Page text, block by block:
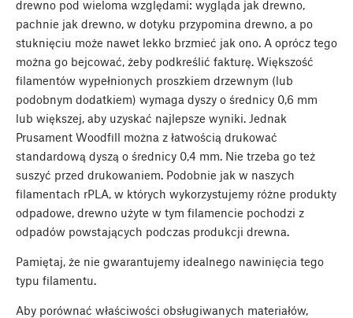
drewno pod wieloma względami: wygląda jak drewno,
pachnie jak drewno, w dotyku przypomina drewno, a po
stuknięciu może nawet lekko brzmieć jak ono. A oprócz tego
można go bejcować, żeby podkreślić fakturę. Większość
filamentów wypełnionych proszkiem drzewnym (lub
podobnym dodatkiem) wymaga dyszy o średnicy 0,6 mm
lub większej, aby uzyskać najlepsze wyniki. Jednak
Prusament Woodfill można z łatwością drukować
standardową dyszą o średnicy 0,4 mm. Nie trzeba go też
suszyć przed drukowaniem. Podobnie jak w naszych
filamentach rPLA, w których wykorzystujemy różne produkty
odpadowe, drewno użyte w tym filamencie pochodzi z
odpadów powstających podczas produkcji drewna.
Pamiętaj, że nie gwarantujemy idealnego nawinięcia tego
typu filamentu.
Aby porównać właściwości obsługiwanych materiałów,